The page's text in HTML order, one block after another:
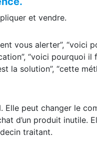
vous alerter”, “voici
“voici pourquoi il
la solution”, “cette
Elle peut changer le
d’un produit inutile.